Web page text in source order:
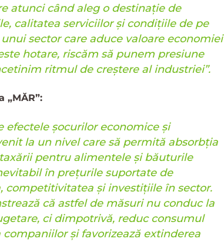
atunci când aleg o destinație de
calitatea serviciilor și condițiile de pe
sector care aduce valoare economiei
hotare, riscăm să punem presiune
ritmul de creștere al industriei”.
„MĂR”:
efectele șocurilor economice și
la un nivel care să permită absorbția
pentru alimentele și băuturile
în prețurile suportate de
competitivitatea și investițiile în sector.
că astfel de măsuri nu conduc la
ci dimpotrivă, reduc consumul
și favorizează extinderea